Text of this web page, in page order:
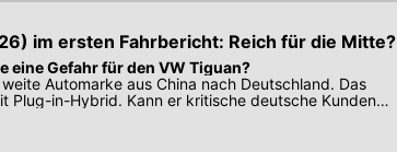
im ersten Fahrbericht: Reich für die Mitte?
eine Gefahr für den VW Tiguan?
Automarke aus China nach Deutschland. Das
Plug-in-Hybrid. Kann er kritische deutsche Kunden